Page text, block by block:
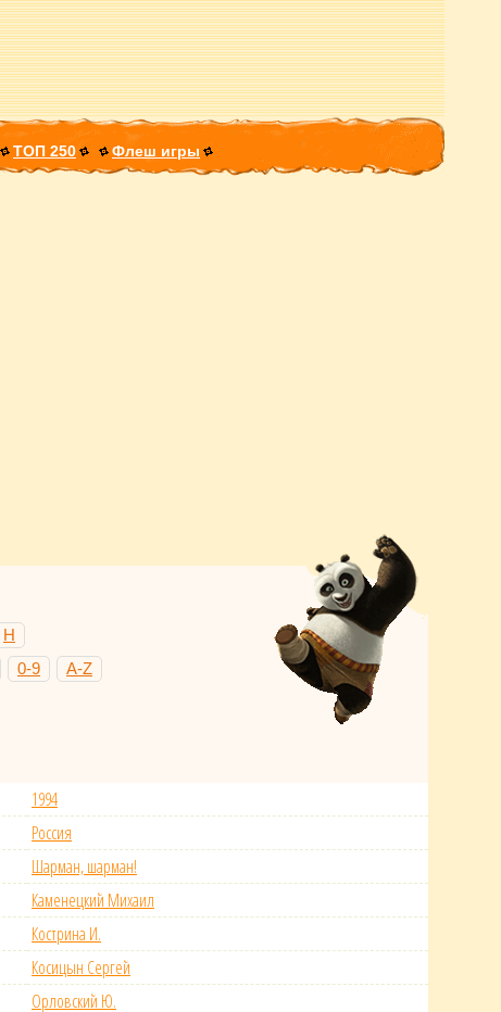
ТОП 250 Флеш игры
Н
0-9 A-Z
1994
Россия
Шарман, шарман!
Каменецкий Михаил
Кострина И.
Косицын Сергей
Орловский Ю.